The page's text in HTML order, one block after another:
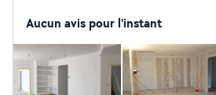
et efficace
Aucun avis pour l'instant